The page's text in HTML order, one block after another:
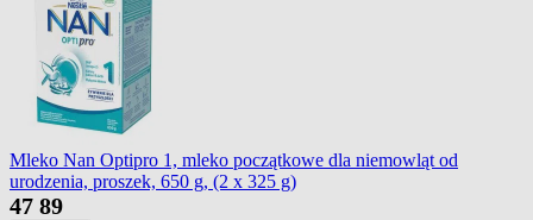
Mleko Nan Optipro 1, mleko początkowe dla niemowląt od
urodzenia, proszek, 650 g, (2 x 325 g)
47 89